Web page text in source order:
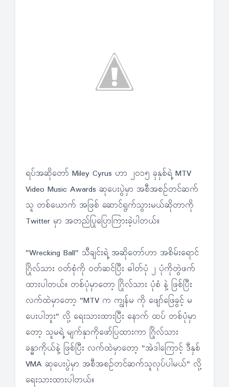
ရပ်အဆိုတော် Miley Cyrus ဟာ ၂၀၁၅ ခုနှစ်ရဲ့ MTV
Video Music Awards ဆုပေးပွဲမှာ အစီအစဉ်တင်ဆက်
သူ တစ်ယောက် အဖြစ် ဆောင်ရွက်သွားမယ်ဆိုတာကို
Twitter မှာ အတည်ပြုပြောကြားခဲ့ပါတယ်။
"Wrecking Ball" သီချင်းရဲ့ အဆိုတော်ဟာ အစိမ်းရောင်
ဂြိုလ်သား ဝတ်စုံကို ဝတ်ဆင်ပြီး ဓါတ်ပုံ ၂ ပုံကိုတွဲဖက်
ထားပါတယ်။ တစ်ပုံမှာတော့ ဂြိုလ်သား ပုံစံ နဲ့ ဖြစ်ပြီး
လက်ထဲမှာတော့ "MTV က ကျွန်မ ကို ဖျော်ဖြေခွင့် မ
ပေးပါဘူး" လို့ ရေးသားထားပြီး နောက် ထပ် တစ်ပုံမှာ
တော့ သူမရဲ့ မျက်နှာကိုဖော်ပြထားကာ ဂြိုလ်သား
ခန္ဓာကိုယ်နဲ့ ဖြစ်ပြီး လက်ထဲမှာတော့ "အဲဒါကြောင့် ဒီနှစ်
VMA ဆုပေးပွဲမှာ အစီအစဉ်တင်ဆက်သူလုပ်ပါမယ်" လို့
ရေးသားထားပါတယ်။